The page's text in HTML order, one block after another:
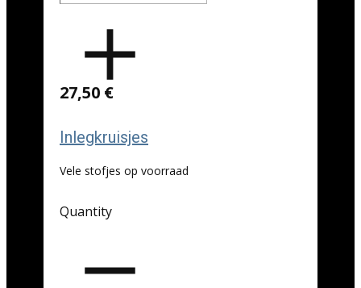
27,50 €
Inlegkruisjes
Vele stofjes op voorraad
Quantity